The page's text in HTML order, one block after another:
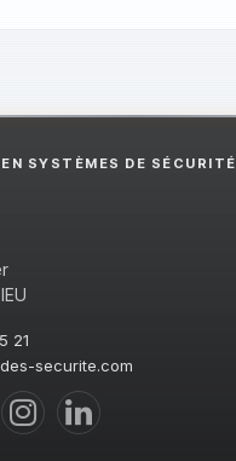
SYSTÈMES DE SÉCURITÉ
21
securite.com